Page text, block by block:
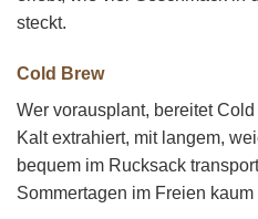
steckt.
Cold Brew
Wer vorausplant, bereitet
Kalt extrahiert, mit langem,
bequem im Rucksack
Sommertagen im Freien kaum